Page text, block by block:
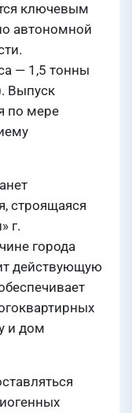
ключевым
автономной
— 1,5 тонны
Выпуск
по мере
строящаяся
г.
города
действующую
и дом